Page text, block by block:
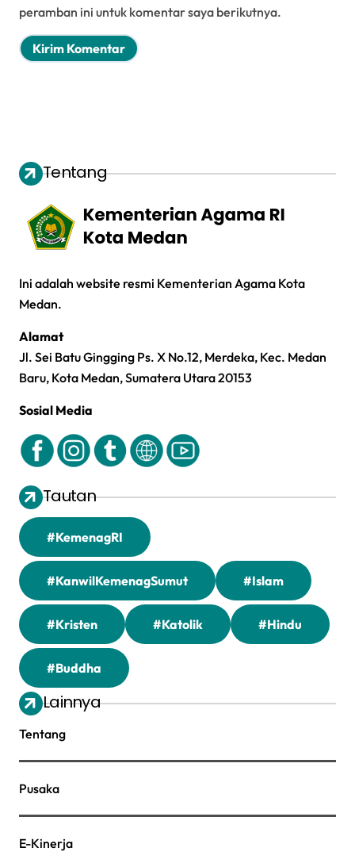
peramban ini untuk komentar saya berikutnya.
Tentang
Ini adalah website resmi Kementerian Agama Kota
Medan.
Alamat
Jl. Sei Batu Gingging Ps. X No.12, Merdeka, Kec. Medan
Baru, Kota Medan, Sumatera Utara 20153
Sosial Media
Tautan
#KemenagRI
#KanwilKemenagSumut #Islam
#Kristen #Katolik #Hindu
#Buddha
Lainnya
Tentang
Pusaka
E-Kinerja